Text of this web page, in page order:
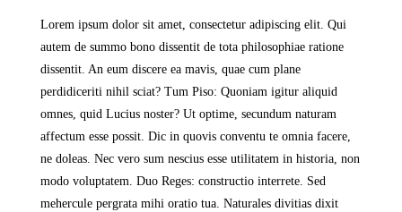
Lorem ipsum dolor sit amet, consectetur adipiscing elit. Qui
autem de summo bono dissentit de tota philosophiae ratione
dissentit. An eum discere ea mavis, quae cum plane
perdidiceriti nihil sciat? Tum Piso: Quoniam igitur aliquid
omnes, quid Lucius noster? Ut optime, secundum naturam
affectum esse possit. Dic in quovis conventu te omnia facere,
ne doleas. Nec vero sum nescius esse utilitatem in historia, non
modo voluptatem. Duo Reges: constructio interrete. Sed
mehercule pergrata mihi oratio tua. Naturales divitias dixit